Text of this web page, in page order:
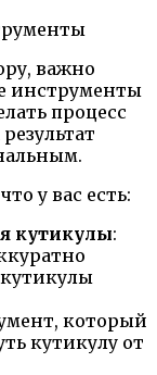
важно
инструменты
процесс
у вас есть:
кутикулы:
который
кутикулу от